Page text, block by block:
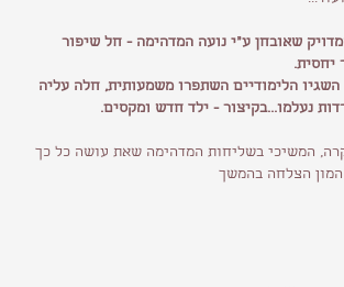
שאובחן ע"י נועה המדהימה - חל שיפור
יחסית.
השגיו הלימודיים השתפרו משמעותית, חלה עליה
נעלמו...בקיצור - ילד חדש ומקסים.
המשיכי בשליחות המדהימה שאת עושה כל כך
הצלחה בהמשך